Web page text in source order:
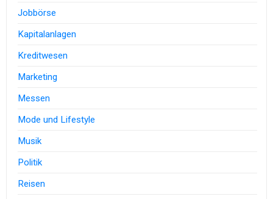
Jobbörse
Kapitalanlagen
Kreditwesen
Marketing
Messen
Mode und Lifestyle
Musik
Politik
Reisen